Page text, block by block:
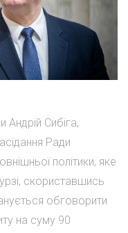
Андрій Сибіга,
Ради
політики, яке
скориставшись
обговорити
на суму 90